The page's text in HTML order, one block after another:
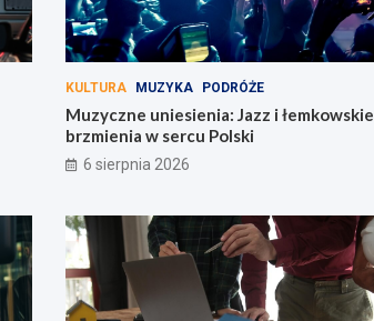
KULTURA MUZYKA PODRÓŻE
Muzyczne uniesienia: Jazz i łemkowskie
brzmienia w sercu Polski
6 sierpnia 2026